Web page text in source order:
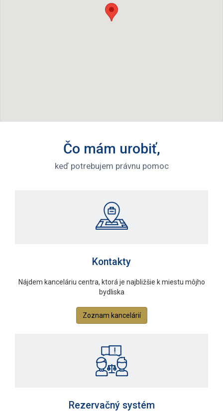
Čo mám urobiť,
keď potrebujem právnu pomoc
Kontakty
Nájdem kanceláriu centra, ktorá je najbližšie k miestu môjho
bydliska
Zoznam kancelárií
Rezervačný systém